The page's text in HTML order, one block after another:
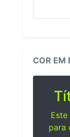
COR EM
para